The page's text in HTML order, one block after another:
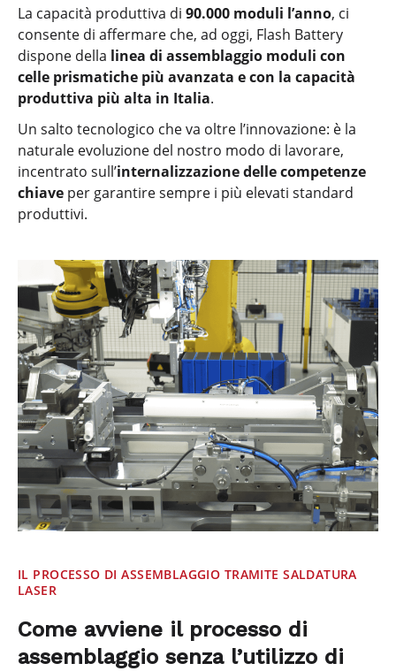
La capacità produttiva di 90.000 moduli l’anno, ci
consente di affermare che, ad oggi, Flash Battery
dispone della linea di assemblaggio moduli con
celle prismatiche più avanzata e con la capacità
produttiva più alta in Italia.
Un salto tecnologico che va oltre l’innovazione: è la
naturale evoluzione del nostro modo di lavorare,
incentrato sull’internalizzazione delle competenze
chiave per garantire sempre i più elevati standard
produttivi.
IL PROCESSO DI ASSEMBLAGGIO TRAMITE SALDATURA
LASER
Come avviene il processo di
assemblaggio senza l’utilizzo di